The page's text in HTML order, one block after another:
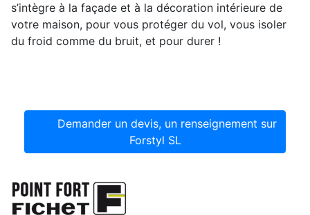
s’intègre à la façade et à la décoration intérieure de
votre maison, pour vous protéger du vol, vous isoler
du froid comme du bruit, et pour durer !
Demander un devis, un renseignement sur
Forstyl SL